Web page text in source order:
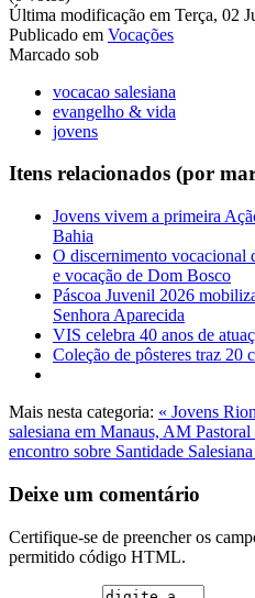
Última modificação em Terça, 02
Publicado em Vocações
Marcado sob
vocacao salesiana
evangelho & vida
jovens
Itens relacionados (por
Jovens vivem a primeira
Bahia
O discernimento vocacional
e vocação de Dom Bosco
Páscoa Juvenil 2026
Senhora Aparecida
VIS celebra 40 anos de
Coleção de pôsteres traz 20
Mais nesta categoria: « Jovens
salesiana em Manaus, AM
encontro sobre Santidade
Deixe um comentário
Certifique-se de preencher os
permitido código HTML.